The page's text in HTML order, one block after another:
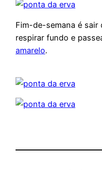
Fim-de-semana é sair
respirar fundo e
amarelo.